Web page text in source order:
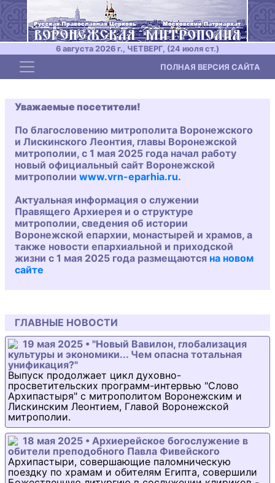
6 августа 2026 г., ЧЕТВЕРГ, (24 июля ст.)
Toggle navigation ПОЛНАЯ ВЕРСИЯ САЙТА
Уважаемые посетители!
По благословению митрополита Воронежского
и Лискинского Леонтия, главы Воронежской
митрополии, с 1 мая 2025 года начал работу
новый официальный сайт Воронежской
митрополии www.vrn-eparhia.ru.
Актуальная информация о служении
Правящего Архиерея и о структуре
митрополии, сведения об истории
Воронежской епархии, монастырей и храмов, а
также новости епархиальной и приходской
жизни с 1 мая 2025 года размещаются на новом
сайте
ГЛАВНЫЕ НОВОСТИ
19 мая 2025 • "Новый Вавилон, глобализация
культуры и экономики... Чем опасна тотальная
унификация?"
Выпуск продолжает цикл духовно-
просветительских программ-интервью "Слово
Архипастыря" с митрополитом Воронежским и
Лискинским Леонтием, Главой Воронежской
митрополии.
18 мая 2025 • Архиерейское богослужение в
обители преподобного Павла Фивейского
Архипастыри, совершающие паломническую
поездку по храмам и обителям Египта, совершили